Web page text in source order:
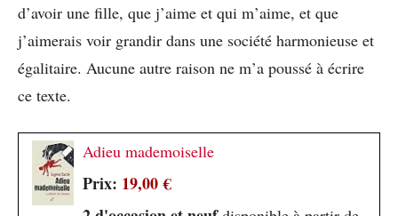
d’avoir une fille, que j’aime et qui m’aime, et que
j’aimerais voir grandir dans une société harmonieuse et
égalitaire. Aucune autre raison ne m’a poussé à écrire
ce texte.
Adieu mademoiselle
Prix: 19,00 €